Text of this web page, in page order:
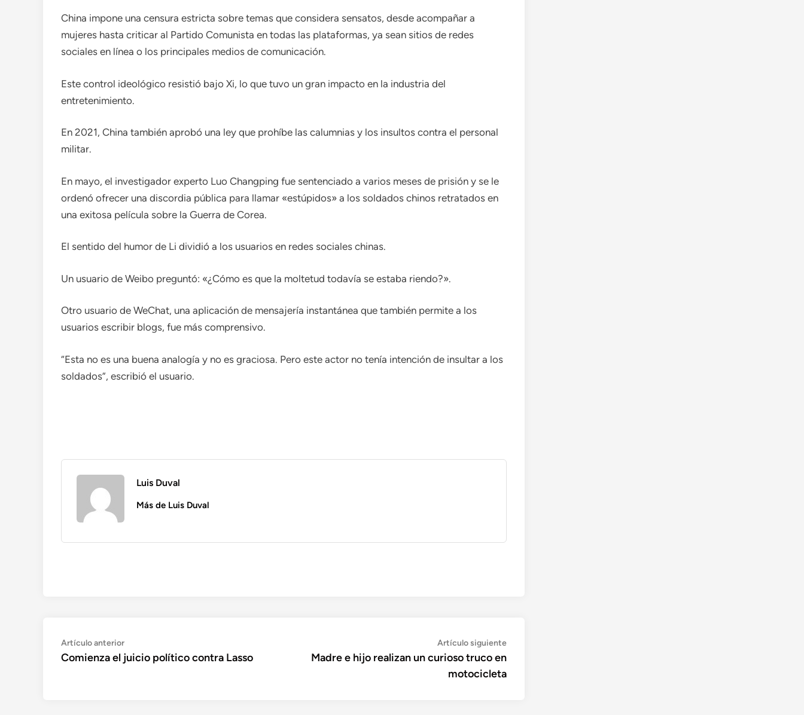
China impone una censura estricta sobre temas que considera sensatos, desde acompañar a
mujeres hasta criticar al Partido Comunista en todas las plataformas, ya sean sitios de redes
sociales en línea o los principales medios de comunicación.
Este control ideológico resistió bajo Xi, lo que tuvo un gran impacto en la industria del
entretenimiento.
En 2021, China también aprobó una ley que prohíbe las calumnias y los insultos contra el personal
militar.
En mayo, el investigador experto Luo Changping fue sentenciado a varios meses de prisión y se le
ordenó ofrecer una discordia pública para llamar «estúpidos» a los soldados chinos retratados en
una exitosa película sobre la Guerra de Corea.
El sentido del humor de Li dividió a los usuarios en redes sociales chinas.
Un usuario de Weibo preguntó: «¿Cómo es que la moltetud todavía se estaba riendo?».
Otro usuario de WeChat, una aplicación de mensajería instantánea que también permite a los
usuarios escribir blogs, fue más comprensivo.
“Esta no es una buena analogía y no es graciosa. Pero este actor no tenía intención de insultar a los
soldados”, escribió el usuario.
Luis Duval
Más de Luis Duval
Navegación
de
Artículo anteriorArtículo
anterior:
Comienza el juicio político contra Lasso
Artículo siguienteArtículo
siguiente:
Madre e hijo realizan un curioso truco en
motocicleta